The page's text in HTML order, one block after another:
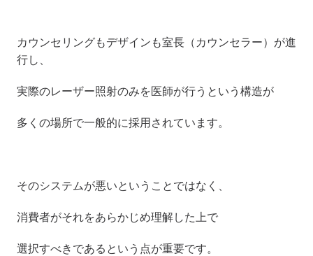
カウンセリングもデザインも室長（カウンセラー）が進
行し、
実際のレーザー照射のみを医師が行うという構造が
多くの場所で一般的に採用されています。
そのシステムが悪いということではなく、
消費者がそれをあらかじめ理解した上で
選択すべきであるという点が重要です。